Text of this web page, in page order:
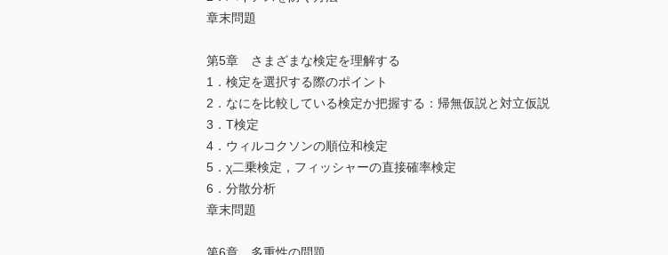
章末問題
第5章 さまざまな検定を理解する
1．検定を選択する際のポイント
2．なにを比較している検定か把握する：帰無仮説と対立仮説
3．T検定
4．ウィルコクソンの順位和検定
5．χ二乗検定，フィッシャーの直接確率検定
6．分散分析
章末問題